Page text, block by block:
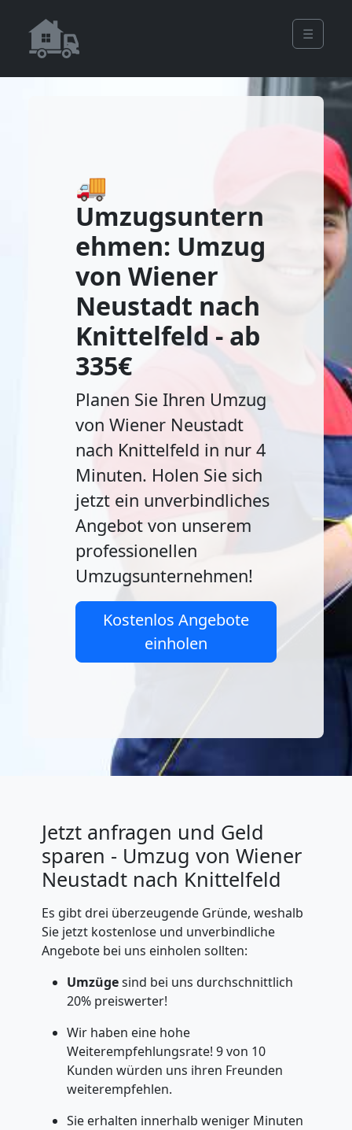
☰
🚚
Umzugsuntern
ehmen: Umzug
von Wiener
Neustadt nach
Knittelfeld - ab
335€
Planen Sie Ihren Umzug
von Wiener Neustadt
nach Knittelfeld in nur 4
Minuten. Holen Sie sich
jetzt ein unverbindliches
Angebot von unserem
professionellen
Umzugsunternehmen!
Kostenlos Angebote
einholen
Jetzt anfragen und Geld
sparen - Umzug von Wiener
Neustadt nach Knittelfeld
Es gibt drei überzeugende Gründe, weshalb
Sie jetzt kostenlose und unverbindliche
Angebote bei uns einholen sollten:
Umzügesind bei uns durchschnittlich
20% preiswerter!
Wir haben eine hohe
Weiterempfehlungsrate! 9 von 10
Kunden würden uns ihren Freunden
weiterempfehlen.
Sie erhalten innerhalb weniger Minuten